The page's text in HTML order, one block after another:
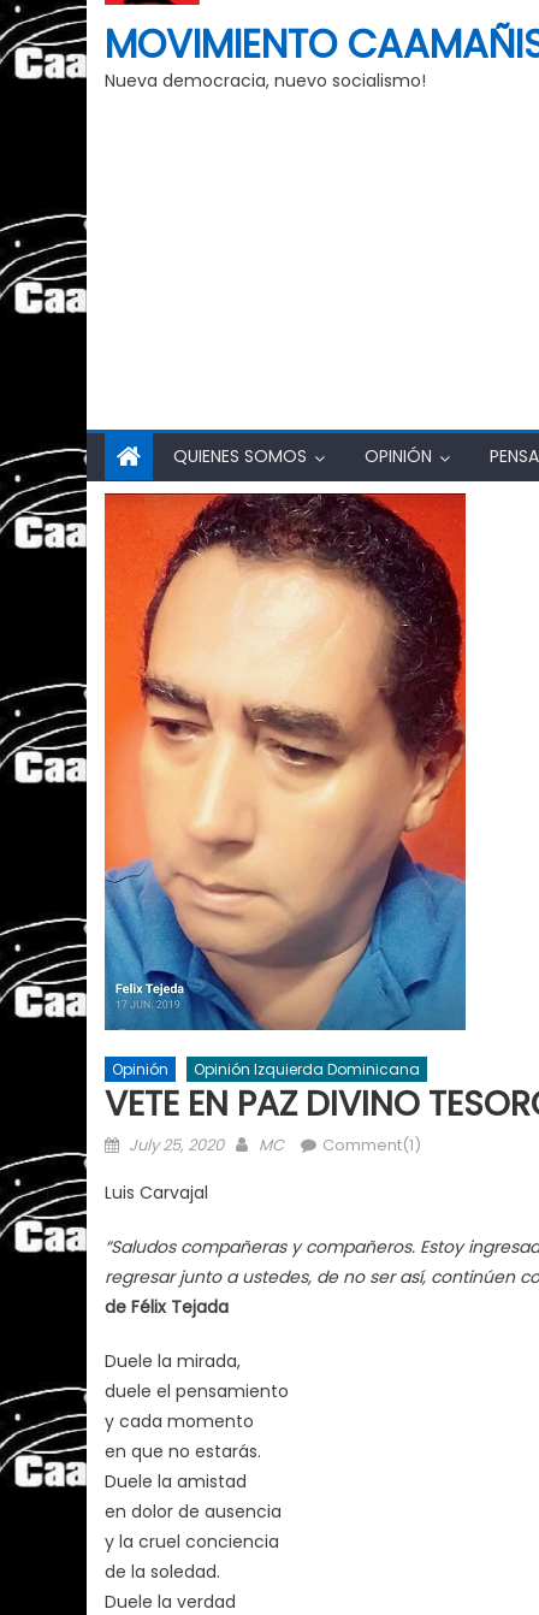
MOVIMIENTO
Nueva democracia, nuevo socialismo!
QUIENES SOMOS OPINIÓN
Opinión Opinión Izquierda Dominicana
VETE EN PAZ DIVINO
Posted
July 25, 2020 Author
MC Comment(1)
Luis Carvajal
“Saludos compañeras y compañeros. Estoy
regresar junto a ustedes, de no ser así, continúen
de Félix Tejada
Duele la mirada,
duele el pensamiento
y cada momento
en que no estarás.
Duele la amistad
en dolor de ausencia
y la cruel conciencia
de la soledad.
Duele la verdad